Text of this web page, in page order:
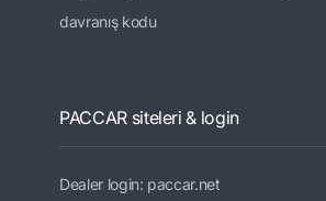
davranış kodu
PACCAR siteleri & login
Dealer login: paccar.net